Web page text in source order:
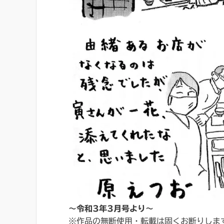
～令和3年3月号より～
※作品の無断使用・転載は固くお断りしま